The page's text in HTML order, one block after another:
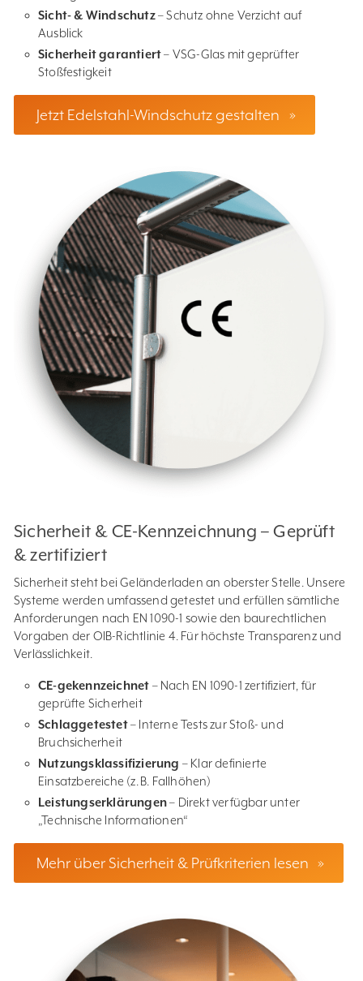
Sicht- & Windschutz– Schutz ohne Verzicht auf
Ausblick
Sicherheit garantiert– VSG-Glas mit geprüfter
Stoßfestigkeit
Jetzt Edelstahl-Windschutz gestalten »
Sicherheit & CE-Kennzeichnung – Geprüft
& zertifiziert
Sicherheit steht bei Geländerladen an oberster Stelle. Unsere
Systeme werden umfassend getestet und erfüllen sämtliche
Anforderungen nach EN 1090-1 sowie den baurechtlichen
Vorgaben der OIB-Richtlinie 4. Für höchste Transparenz und
Verlässlichkeit.
CE-gekennzeichnet – Nach EN 1090-1 zertifiziert, für
geprüfte Sicherheit
Schlaggetestet– Interne Tests zur Stoß- und
Bruchsicherheit
Nutzungsklassifizierung – Klar definierte
Einsatzbereiche (z. B. Fallhöhen)
Leistungserklärungen– Direkt verfügbar unter
„Technische Informationen“
Mehr über Sicherheit & Prüfkriterien lesen »